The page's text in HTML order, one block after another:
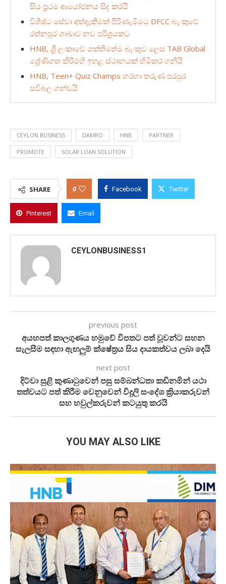
සිය ප්‍රථම ආයෝජනය සිදු කරයි
විශිෂ්ට සේවා අත්දැකීමක් පිරිණැමීමට DFCC බැංකුවේ
රත්නපුර ශාඛාව නව පරිශ්‍රයකට
HNB, ශ්‍රී ලංකාවේ ශක්තිමත්ම බැංකුව ලෙස TAB Global
ශ්‍රේණිගත කිරීම්හි ඉහළ ස්ථානයක් හිමිකර ගනියි
HNB, Teen+ Quiz Champs හරහා තරුණ පරපුර
සවිබල ගන්වයි
CEYLON BUSINESS DAMRO HNB PARTNER
PROMOTE SOLAR LOAN SOLUTION
SHARE 0 Facebook Twitter
Pinterest Email
CEYLONBUSINESS1
previous post
අයහපත් කාලගුණය හමුවේ විපතට පත් වූවන්ට සහන
සැලසීම සඳහා ඇඟලුම් ක්ෂේත්‍රය සිය දායකත්වය ලබා දෙයි
next post
දිට්වා සුළි කුණාටුවෙන් පසු සම්බන්ධතා කඩිනමින් යථා
තත්වයට පත් කිරීම වෙනුවෙන් විදුලි සංදේශ ක්‍රියාකරුවන්
සහ හවුල්කරුවන් කටයුතු කරයි
YOU MAY ALSO LIKE